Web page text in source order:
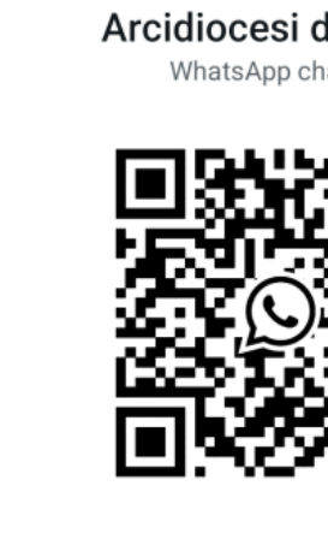
ore 11:30 - Lucca, Scuola
- Viale Castruccio
murales in
curato dal Liceo
ore 18 - Fiano
- Messa in
celebrata da mons.
di Lucca
ore 20.30 -
al Cippo di don
della Memoria in alcuni
città. Ritrovo alle ore